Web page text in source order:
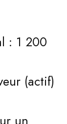
: 1 200
(actif)